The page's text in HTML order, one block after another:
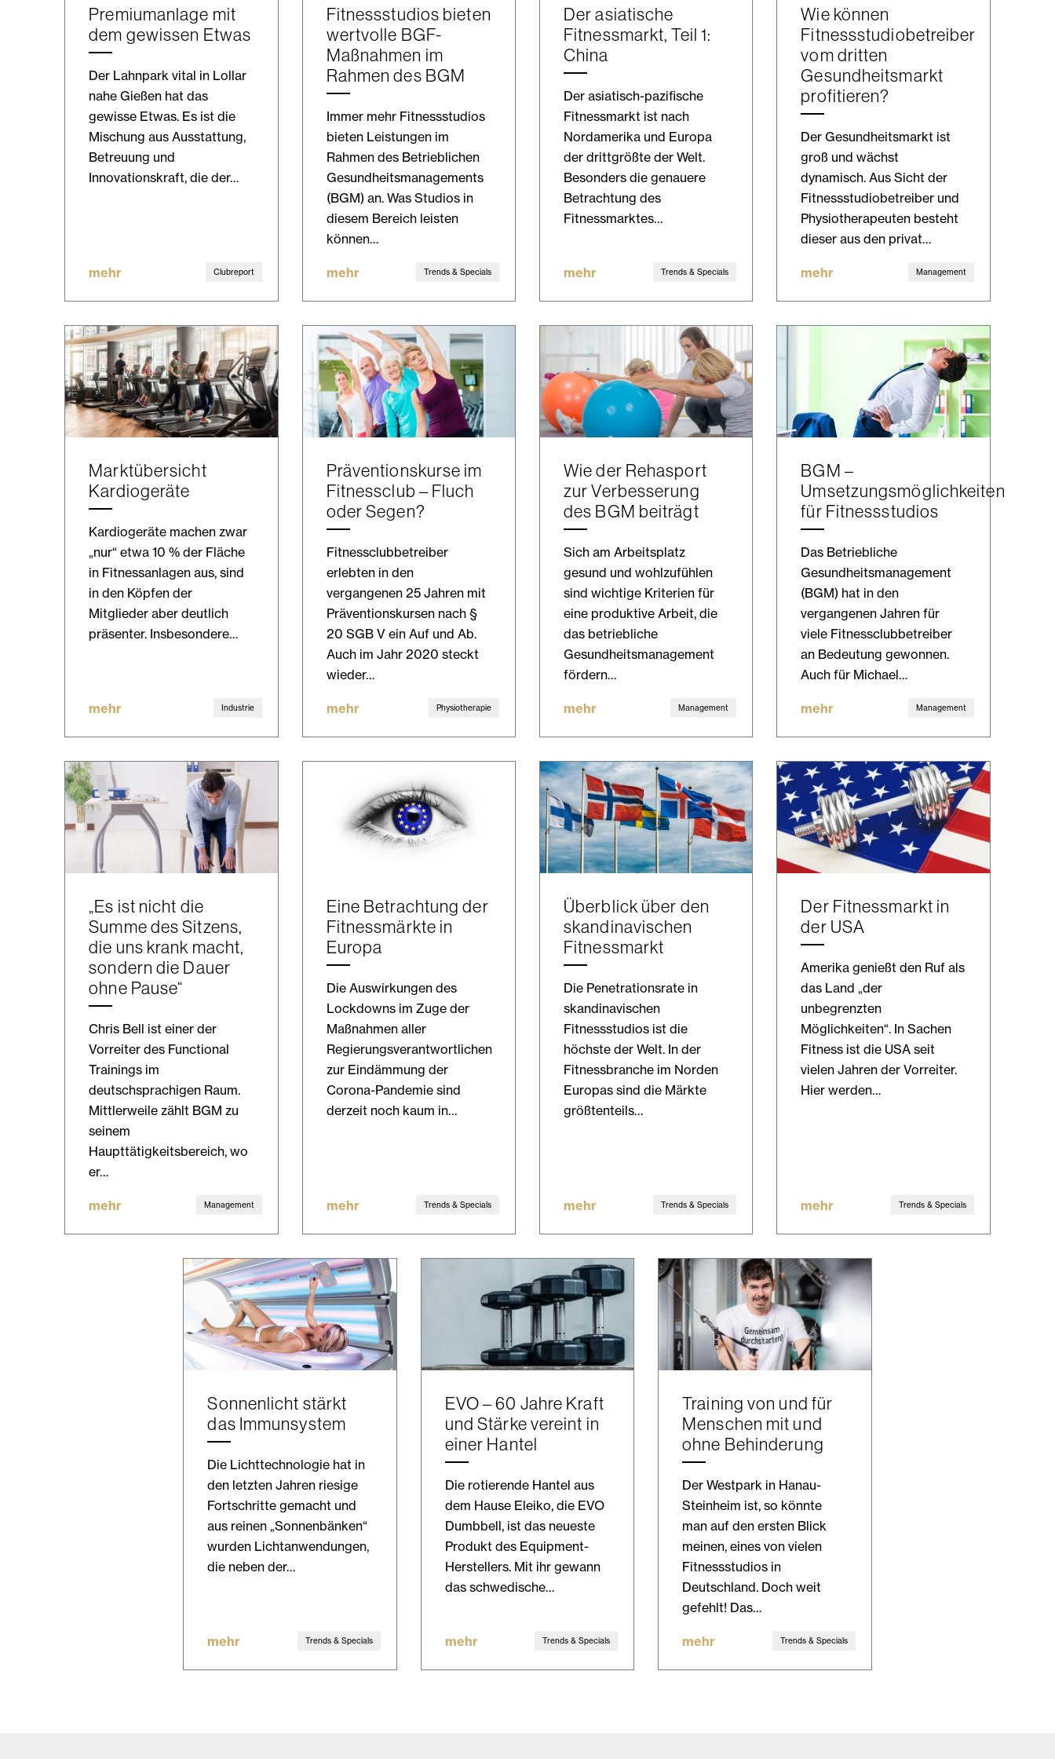
Premiumanlage mit
dem gewissen Etwas
Der Lahnpark vital in Lollar
nahe Gießen hat das
gewisse Etwas. Es ist die
Mischung aus Ausstattung,
Betreuung und
Innovationskraft, die der…
mehr Clubreport
Fitnessstudios bieten
wertvolle BGF-
Maßnahmen im
Rahmen des BGM
Immer mehr Fitnessstudios
bieten Leistungen im
Rahmen des Betrieblichen
Gesundheitsmanagements
(BGM) an. Was Studios in
diesem Bereich leisten
können…
mehr Trends & Specials
Der asiatische
Fitnessmarkt, Teil 1:
China
Der asiatisch-pazifische
Fitnessmarkt ist nach
Nordamerika und Europa
der drittgrößte der Welt.
Besonders die genauere
Betrachtung des
Fitnessmarktes…
mehr Trends & Specials
Wie können
Fitnessstudiobetreiber
vom dritten
Gesundheitsmarkt
profitieren?
Der Gesundheitsmarkt ist
groß und wächst
dynamisch. Aus Sicht der
Fitnessstudiobetreiber und
Physiotherapeuten besteht
dieser aus den privat…
mehr Management
Marktübersicht
Kardiogeräte
Kardiogeräte machen zwar
„nur“ etwa 10 % der Fläche
in Fitnessanlagen aus, sind
in den Köpfen der
Mitglieder aber deutlich
präsenter. Insbesondere…
mehr Industrie
Präventionskurse im
Fitnessclub – Fluch
oder Segen?
Fitnessclubbetreiber
erlebten in den
vergangenen 25 Jahren mit
Präventionskursen nach §
20 SGB V ein Auf und Ab.
Auch im Jahr 2020 steckt
wieder…
mehr Physiotherapie
Wie der Rehasport
zur Verbesserung
des BGM beiträgt
Sich am Arbeitsplatz
gesund und wohlzufühlen
sind wichtige Kriterien für
eine produktive Arbeit, die
das betriebliche
Gesundheitsmanagement
fördern…
mehr Management
BGM –
Umsetzungsmöglichkeiten
für Fitnessstudios
Das Betriebliche
Gesundheitsmanagement
(BGM) hat in den
vergangenen Jahren für
viele Fitnessclubbetreiber
an Bedeutung gewonnen.
Auch für Michael…
mehr Management
„Es ist nicht die
Summe des Sitzens,
die uns krank macht,
sondern die Dauer
ohne Pause“
Chris Bell ist einer der
Vorreiter des Functional
Trainings im
deutschsprachigen Raum.
Mittlerweile zählt BGM zu
seinem
Haupttätigkeitsbereich, wo
er…
mehr Management
Eine Betrachtung der
Fitnessmärkte in
Europa
Die Auswirkungen des
Lockdowns im Zuge der
Maßnahmen aller
Regierungsverantwortlichen
zur Eindämmung der
Corona-Pandemie sind
derzeit noch kaum in…
mehr Trends & Specials
Überblick über den
skandinavischen
Fitnessmarkt
Die Penetrationsrate in
skandinavischen
Fitnessstudios ist die
höchste der Welt. In der
Fitnessbranche im Norden
Europas sind die Märkte
größtenteils…
mehr Trends & Specials
Der Fitnessmarkt in
der USA
Amerika genießt den Ruf als
das Land „der
unbegrenzten
Möglichkeiten“. In Sachen
Fitness ist die USA seit
vielen Jahren der Vorreiter.
Hier werden…
mehr Trends & Specials
Sonnenlicht stärkt
das Immunsystem
Die Lichttechnologie hat in
den letzten Jahren riesige
Fortschritte gemacht und
aus reinen „Sonnenbänken“
wurden Lichtanwendungen,
die neben der…
mehr Trends & Specials
EVO – 60 Jahre Kraft
und Stärke vereint in
einer Hantel
Die rotierende Hantel aus
dem Hause Eleiko, die EVO
Dumbbell, ist das neueste
Produkt des Equipment-
Herstellers. Mit ihr gewann
das schwedische…
mehr Trends & Specials
Training von und für
Menschen mit und
ohne Behinderung
Der Westpark in Hanau-
Steinheim ist, so könnte
man auf den ersten Blick
meinen, eines von vielen
Fitnessstudios in
Deutschland. Doch weit
gefehlt! Das…
mehr Trends & Specials